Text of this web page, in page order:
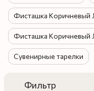
Фисташка Коричневый
Фисташка
Сувенирные тарелки
Фильтр